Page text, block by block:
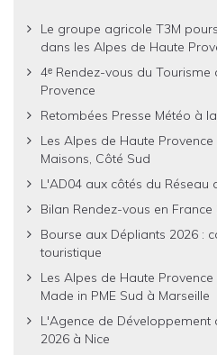
Le groupe agricole T3M
dans les Alpes de Haute
4ᵉ Rendez-vous du
Provence
Retombées Presse Météo à
Les Alpes de Haute
Maisons, Côté Sud
L'AD04 aux côtés du Réseau
Bilan Rendez-vous en France
Bourse aux Dépliants 2026 :
touristique
Les Alpes de Haute
Made in PME Sud à Marseille
L'Agence de Développement
2026 à Nice